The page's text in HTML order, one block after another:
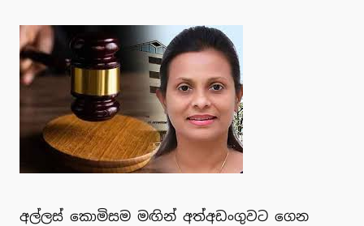
අල්ලස් කොමිසම මඟින් අත්අඩංගුවට ගෙන